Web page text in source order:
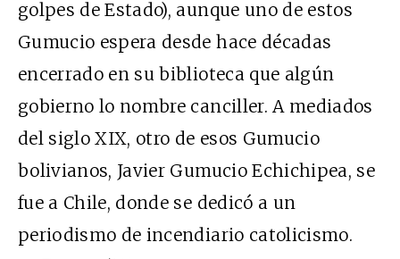
golpes de Estado), aunque uno de estos
Gumucio espera desde hace décadas
encerrado en su biblioteca que algún
gobierno lo nombre canciller. A mediados
del siglo XIX, otro de esos Gumucio
bolivianos, Javier Gumucio Echichipea, se
fue a Chile, donde se dedicó a un
periodismo de incendiario catolicismo.